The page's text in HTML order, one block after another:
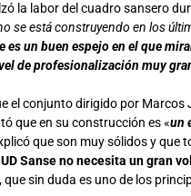
la labor del cuadro sansero
se está construyendo en los
es un buen espejo en el que
de profesionalización muy
el conjunto dirigido por Marcos
que en su construcción es «un
que son muy sólidos y que
UD Sanse no necesita un gran
sin duda es uno de los